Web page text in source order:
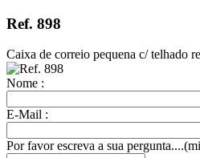
Ref. 898
Caixa de correio pequena c/ telhado
Nome :
E-Mail :
Por favor escreva a sua